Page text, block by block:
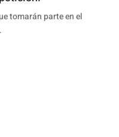
tomarán parte en el